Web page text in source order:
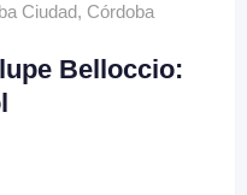
Ciudad, Córdoba
Belloccio: